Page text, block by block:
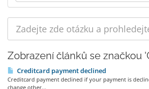
Zobrazení článků se značkou
Creditcard payment declined
Creditcard payment declined if your payment is
change other...